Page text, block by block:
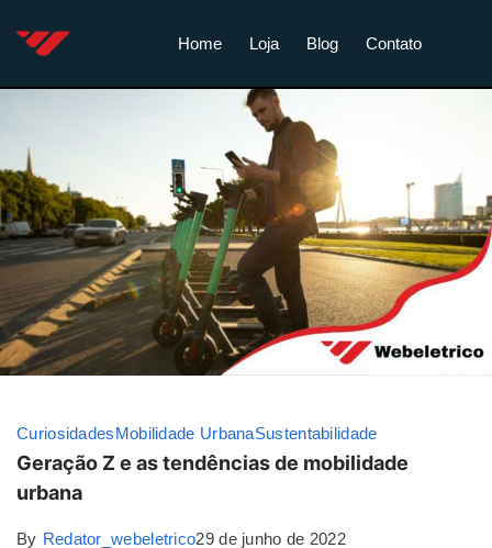
Home Loja Blog Contato
CuriosidadesMobilidade UrbanaSustentabilidade
Geração Z e as tendências de mobilidade
urbana
By Redator_webeletrico29 de junho de 2022